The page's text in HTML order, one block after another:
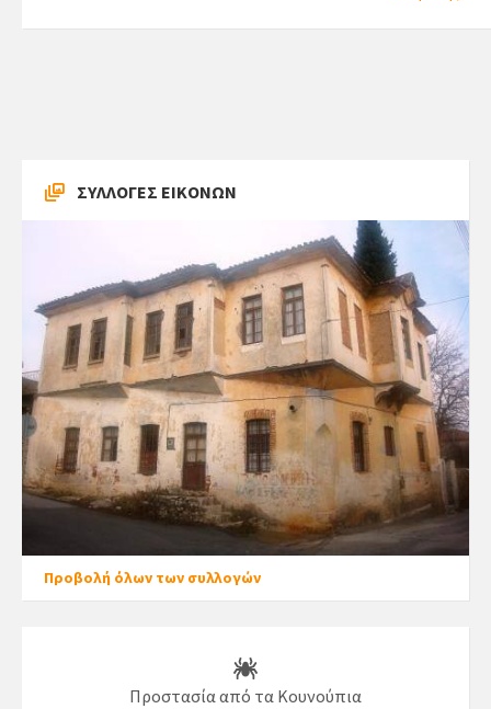
ΣΥΛΛΟΓΕΣ ΕΙΚΟΝΩΝ
Προβολή όλων των συλλογών
Προστασία από τα Κουνούπια